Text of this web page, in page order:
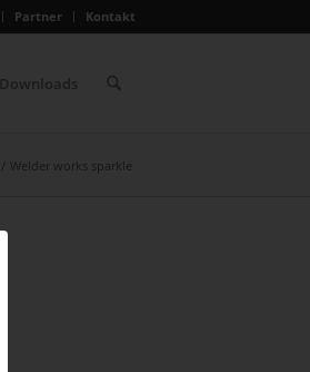
Partner Kontakt
Downloads
/ Welder works sparkle